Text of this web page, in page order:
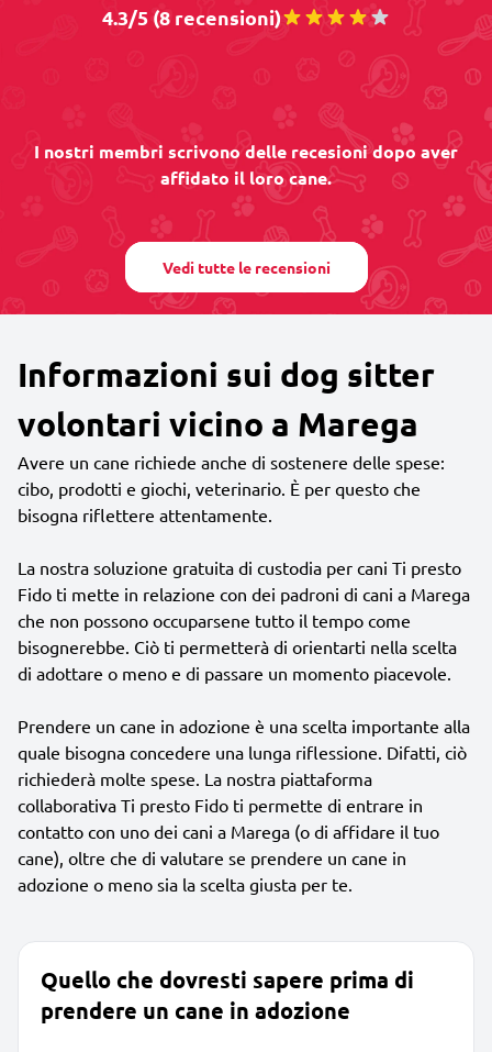
4.3/5 (8 recensioni)
I nostri membri scrivono delle recesioni dopo aver
affidato il loro cane.
Vedi tutte le recensioni
Informazioni sui dog sitter
volontari vicino a Marega
Avere un cane richiede anche di sostenere delle spese:
cibo, prodotti e giochi, veterinario. È per questo che
bisogna riflettere attentamente.
La nostra soluzione gratuita di custodia per cani Ti presto
Fido ti mette in relazione con dei padroni di cani a Marega
che non possono occuparsene tutto il tempo come
bisognerebbe. Ciò ti permetterà di orientarti nella scelta
di adottare o meno e di passare un momento piacevole.
Prendere un cane in adozione è una scelta importante alla
quale bisogna concedere una lunga riflessione. Difatti, ciò
richiederà molte spese. La nostra piattaforma
collaborativa Ti presto Fido ti permette di entrare in
contatto con uno dei cani a Marega (o di affidare il tuo
cane), oltre che di valutare se prendere un cane in
adozione o meno sia la scelta giusta per te.
Quello che dovresti sapere prima di
prendere un cane in adozione